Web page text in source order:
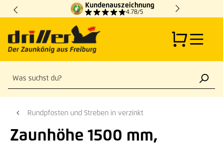
Zum Hauptinhalt springen
Kundenauszeichnung
4.78/5
Rundpfosten und Streben in verzinkt
Zaunhöhe 1500 mm,